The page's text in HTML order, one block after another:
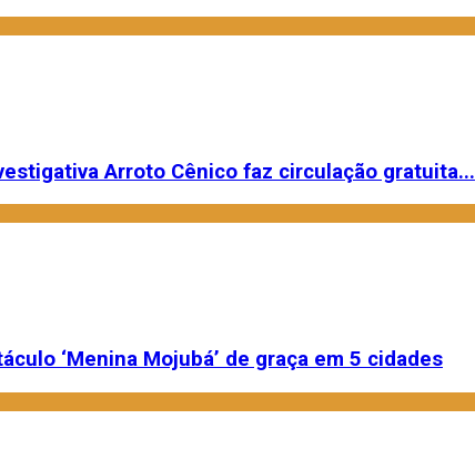
Arroto Cênico faz circulação gratuita...
‘Menina Mojubá’ de graça em 5 cidades